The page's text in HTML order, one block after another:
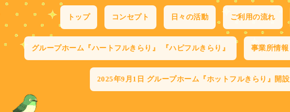
トップ コンセプト 日々の活動 ご利用の流れ
グループホーム『ハートフルきらり』 『ハピフルきらり』 事業所情報
2025年9月1日 グループホーム『ホットフルきらり』開設